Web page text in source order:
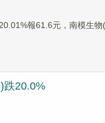
報61.6元，南模生
跌20.0%